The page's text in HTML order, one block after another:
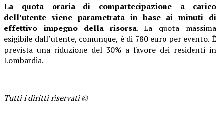
La quota oraria di compartecipazione a carico
dell’utente viene parametrata in base ai minuti di
effettivo impegno della risorsa. La quota massima
esigibile dall’utente, comunque, è di 780 euro per evento. È
prevista una riduzione del 30% a favore dei residenti in
Lombardia.
Tutti i diritti riservati ©